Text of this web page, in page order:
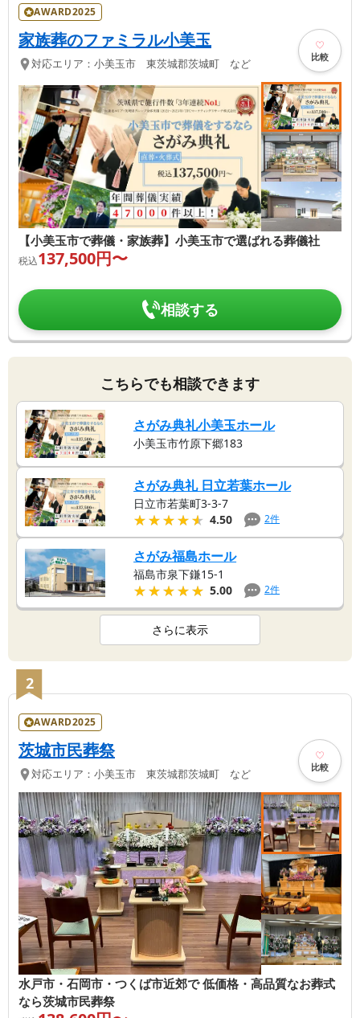
AWARD2025
家族葬のファミラル小美玉
対応エリア： 小美玉市 東茨城郡茨城町 など 比較
【小美玉市で葬儀・家族葬】小美玉市で選ばれる葬儀社
税込137,500円〜
相談する
こちらでも相談できます
さがみ典礼小美玉ホール
小美玉市竹原下郷183
さがみ典礼 日立若葉ホール
日立市若葉町3-3-7
★★★★★
★★★★★ 4.50 2件
さがみ福島ホール
福島市泉下鎌15-1
★★★★★
★★★★★ 5.00 2件
さらに表示
2
AWARD2025
茨城市民葬祭
対応エリア： 小美玉市 東茨城郡茨城町 など 比較
水戸市・石岡市・つくば市近郊で 低価格・高品質なお葬式
なら茨城市民葬祭